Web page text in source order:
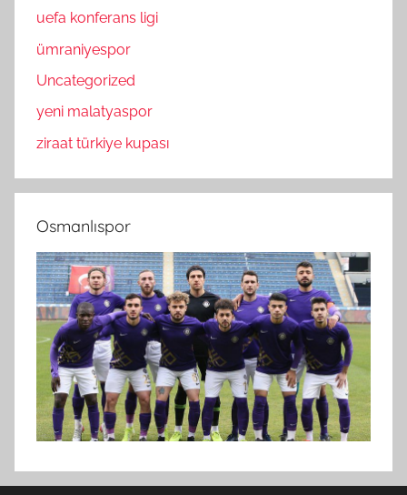
uefa konferans ligi
ümraniyespor
Uncategorized
yeni malatyaspor
ziraat türkiye kupası
Osmanlıspor